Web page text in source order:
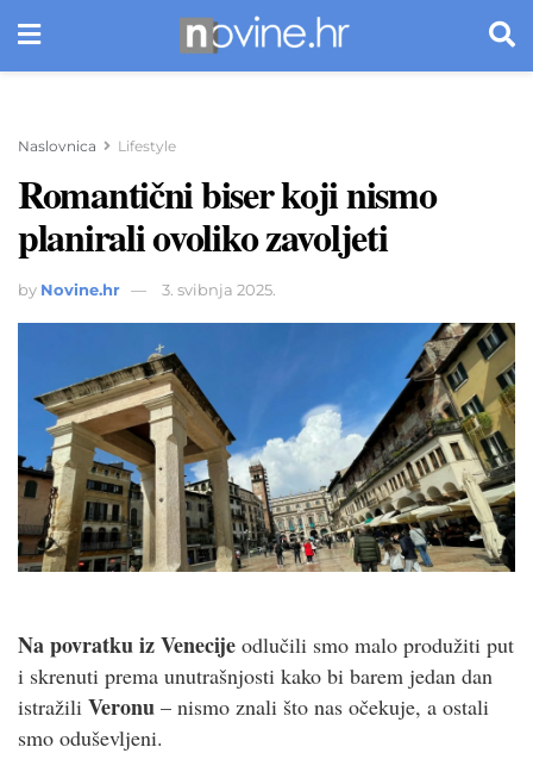
Naslovnica Lifestyle
Romantični biser koji nismo
planirali ovoliko zavoljeti
by Novine.hr 3. svibnja 2025.
Na povratku iz Venecije odlučili smo malo produžiti put
i skrenuti prema unutrašnjosti kako bi barem jedan dan
istražili Veronu – nismo znali što nas očekuje, a ostali
smo oduševljeni.